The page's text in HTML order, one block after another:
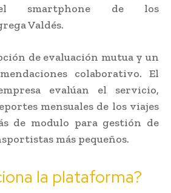
smartphone de los
Valdés.
de evaluación mutua y un
colaborativo. El
evalúan el servicio,
mensuales de los viajes
de modulo para gestión de
más pequeños.
la plataforma?